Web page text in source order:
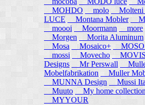
MOHDO
molo Molteni
LUCE
Montana Mobler
moooi
Moormann more
Morgen
Morita Aluminum
Mosa
Mosaico+
MOSO
mossi
Movecho
Designs
Mr Perswall
Mobelfabrikation
Muller
MUNNA Design
Mussi
Muuto My home collection
MYYOUR